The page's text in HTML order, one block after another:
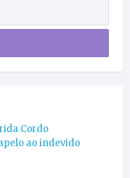
Cordo
ao indevido